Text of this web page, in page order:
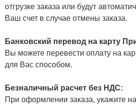
отгрузке заказа или будут
Ваш счет в случае отмены заказа.
Банковский перевод на карту
Вы можете перевести оплату на
для Вас способом.
Безналичный расчет без НДС:
При оформлении заказа, укажите